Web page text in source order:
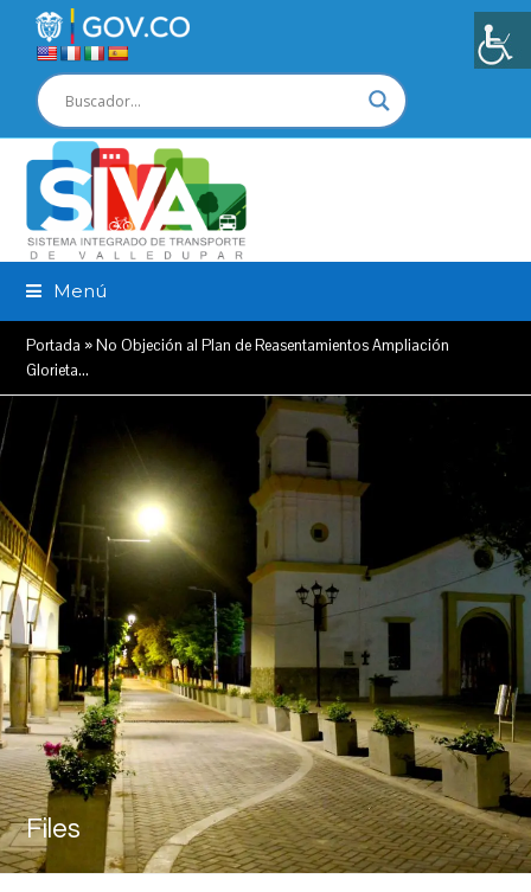
Menú
Portada »No Objeción al Plan de Reasentamientos Ampliación
Glorieta…
Files